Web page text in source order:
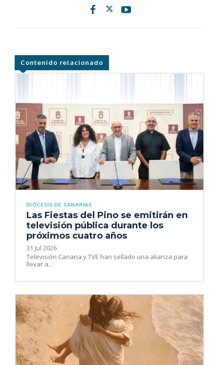
Contenido relacionado
DIÓCESIS DE CANARIAS
Las Fiestas del Pino se emitirán en
televisión pública durante los
próximos cuatro años
31 Jul 2026
Televisión Canaria y TVE han sellado una alianza para
llevar a...